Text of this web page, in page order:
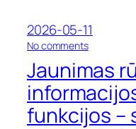
k
ų
2026-05-11
No commentso
J
a
u
n
i
Jaunimas
funkcijos –